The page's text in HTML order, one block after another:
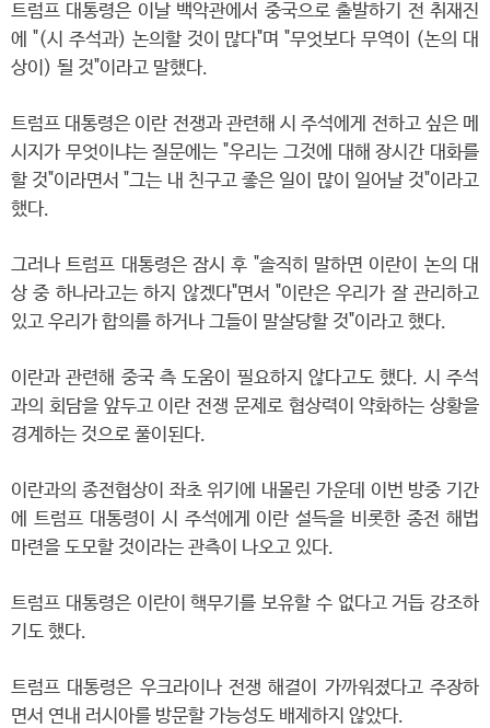
트럼프 대통령은 이날 백악관에서 중국으로 출발하기 전 취재진
에 "(시 주석과) 논의할 것이 많다"며 "무엇보다 무역이 (논의 대
상이) 될 것"이라고 말했다.
트럼프 대통령은 이란 전쟁과 관련해 시 주석에게 전하고 싶은 메
시지가 무엇이냐는 질문에는 "우리는 그것에 대해 장시간 대화를
할 것"이라면서 "그는 내 친구고 좋은 일이 많이 일어날 것"이라고
했다.
그러나 트럼프 대통령은 잠시 후 "솔직히 말하면 이란이 논의 대
상 중 하나라고는 하지 않겠다"면서 "이란은 우리가 잘 관리하고
있고 우리가 합의를 하거나 그들이 말살당할 것"이라고 했다.
이란과 관련해 중국 측 도움이 필요하지 않다고도 했다. 시 주석
과의 회담을 앞두고 이란 전쟁 문제로 협상력이 약화하는 상황을
경계하는 것으로 풀이된다.
이란과의 종전협상이 좌초 위기에 내몰린 가운데 이번 방중 기간
에 트럼프 대통령이 시 주석에게 이란 설득을 비롯한 종전 해법
마련을 도모할 것이라는 관측이 나오고 있다.
트럼프 대통령은 이란이 핵무기를 보유할 수 없다고 거듭 강조하
기도 했다.
트럼프 대통령은 우크라이나 전쟁 해결이 가까워졌다고 주장하
면서 연내 러시아를 방문할 가능성도 배제하지 않았다.